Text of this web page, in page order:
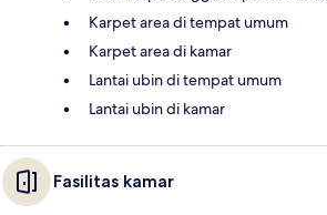
Karpet area di tempat umum
Karpet area di kamar
Lantai ubin di tempat umum
Lantai ubin di kamar
Fasilitas kamar